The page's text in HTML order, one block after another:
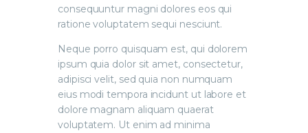
consequuntur magni dolores eos qui
ratione voluptatem sequi nesciunt.
Neque porro quisquam est, qui dolorem
ipsum quia dolor sit amet, consectetur,
adipisci velit, sed quia non numquam
eius modi tempora incidunt ut labore et
dolore magnam aliquam quaerat
voluptatem. Ut enim ad minima